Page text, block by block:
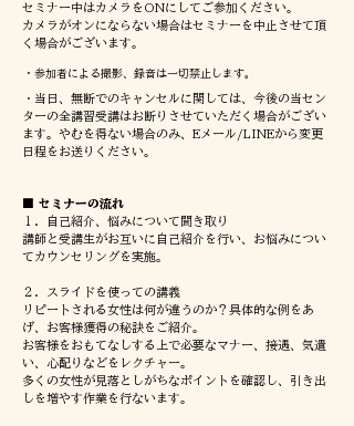
セミナー中はカメラをONにしてご参加ください。
カメラがオンにならない場合はセミナーを中止させて頂
く場合がございます。
・ 参加者による撮影、録音は一切禁止します。
​・当日、無断でのキャンセルに関しては、今後の当セン
ターの全講習受講はお断りさせていただく場合がござい
ます。やむを得ない場合のみ、Eメール/LINEから変更
日程をお送りください。
■ セミナーの流れ
１．自己紹介、悩みについて聞き取り
講師と受講生がお互いに自己紹介を行い、お悩みについ
てカウンセリングを実施。​
２．スライドを使っての講義
リピートされる女性は何が違うのか？具体的な例をあ
げ、お客様獲得の秘訣をご紹介。
​​お客様をおもてなしする上で必要なマナー、接遇、気遣
い、心配りなどをレクチャー。
多くの女性が見落としがちなポイントを確認し、引き出
しを増やす作業を行ないます。